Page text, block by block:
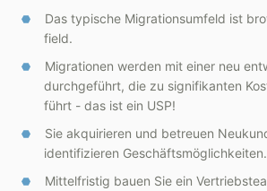
Das typische Migrationsumfeld ist
field.
Migrationen werden mit einer neu
durchgeführt, die zu signifikanten
führt - das ist ein USP!
Sie akquirieren und betreuen
identifizieren Geschäftsmöglichkeiten.
Mittelfristig bauen Sie ein